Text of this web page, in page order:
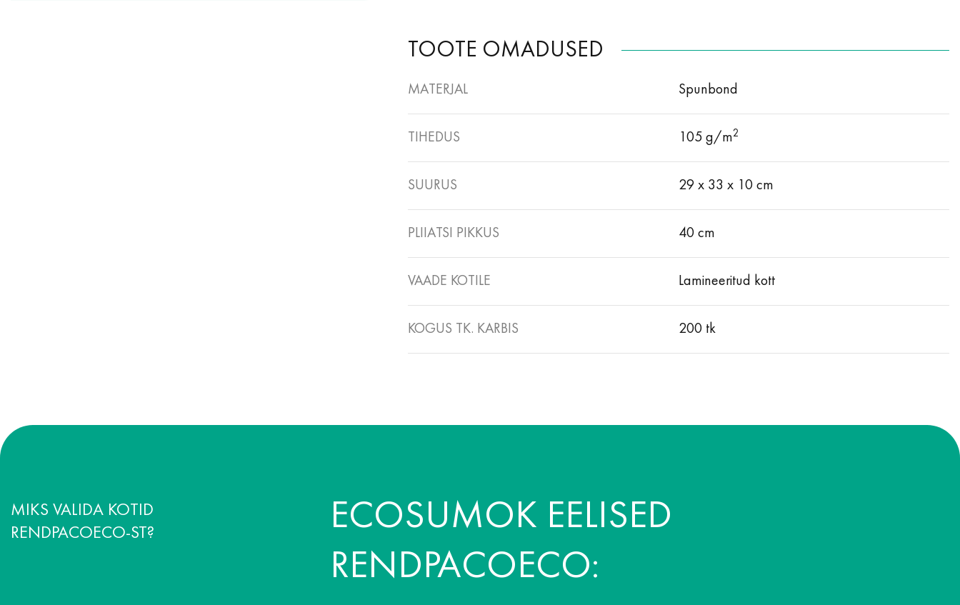
TOOTE OMADUSED
MATERJAL Spunbond
TIHEDUS 105 g/m2
SUURUS 29 x 33 x 10 cm
PLIIATSI PIKKUS 40 cm
VAADE KOTILE Lamineeritud kott
KOGUS TK. KARBIS 200 tk
MIKS VALIDA KOTID
RENDPACOECO-ST?
ECOSUMOK EELISED
RENDPACOECO: